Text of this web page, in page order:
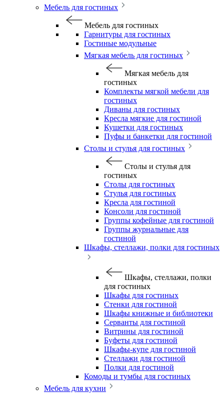
Мебель для гостиных
Мебель для гостиных
Гарнитуры для гостиных
Гостиные модульные
Мягкая мебель для гостиных
Мягкая мебель для
гостиных
Комплекты мягкой мебели для
гостиных
Диваны для гостиных
Кресла мягкие для гостиной
Кушетки для гостиных
Пуфы и банкетки для гостиной
Столы и стулья для гостиных
Столы и стулья для
гостиных
Столы для гостиных
Стулья для гостиных
Кресла для гостиной
Консоли для гостиной
Группы кофейные для гостиной
Группы журнальные для
гостиной
Шкафы, стеллажи, полки для гостиных
Шкафы, стеллажи, полки
для гостиных
Шкафы для гостиных
Стенки для гостиной
Шкафы книжные и библиотеки
Серванты для гостиной
Витрины для гостиной
Буфеты для гостиной
Шкафы-купе для гостиной
Стеллажи для гостиной
Полки для гостиной
Комоды и тумбы для гостиных
Мебель для кухни